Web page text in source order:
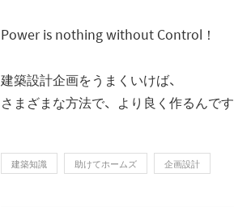
Power is nothing without Control！
建築設計企画をうまくいけば、
さまざまな方法で、より良く作るんです
建築知識 助けてホームズ 企画設計